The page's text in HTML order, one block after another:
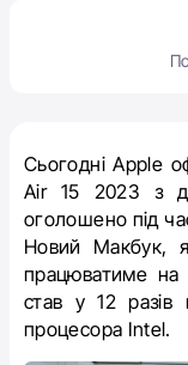
Сьогодні Apple
Air 15 2023 з
оголошено під
Новий Макбук,
працюватиме
став у 12
процесора Intel.